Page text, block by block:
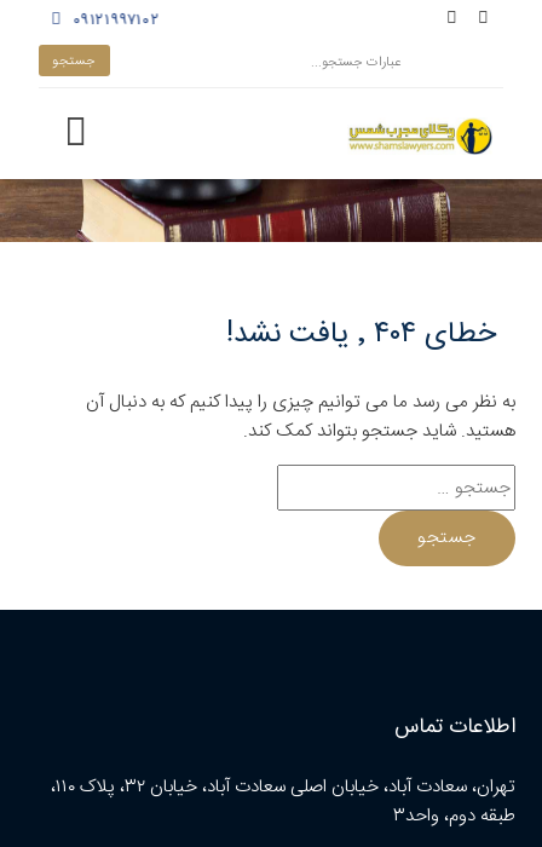
۰۹۱۲۱۹۹۷۱۰۲
خطای ۴۰۴ ٬ یافت نشد!
به نظر می رسد ما می توانیم چیزی را پیدا کنیم که به دنبال آن
هستید. شاید جستجو بتواند کمک کند.
جستجو
برای:
اطلاعات تماس
تهران، سعادت آباد، خیابان اصلی سعادت آباد، خیابان ۳۲، پلاک ۱۱۰،
طبقه دوم، واحد۳